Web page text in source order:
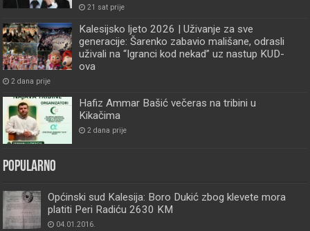
21 sat prije
Kalesijsko ljeto 2026 | Uživanje za sve
generacije: Šarenko zabavio mališane, odrasli
uživali na “Igranci kod nekad” uz nastup KUD-
ova
2 dana prije
Hafiz Ammar Bašić večeras na tribini u
Kikačima
2 dana prije
Popularno
Općinski sud Kalesija: Boro Dukić zbog klevete mora
platiti Peri Radiću 2630 KM
04.01.2016.